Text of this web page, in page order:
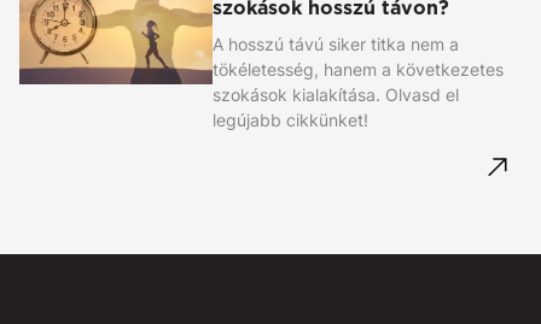
szokások hosszú távon?
A hosszú távú siker titka nem a
tökéletesség, hanem a következetes
szokások kialakítása. Olvasd el
legújabb cikkünket!